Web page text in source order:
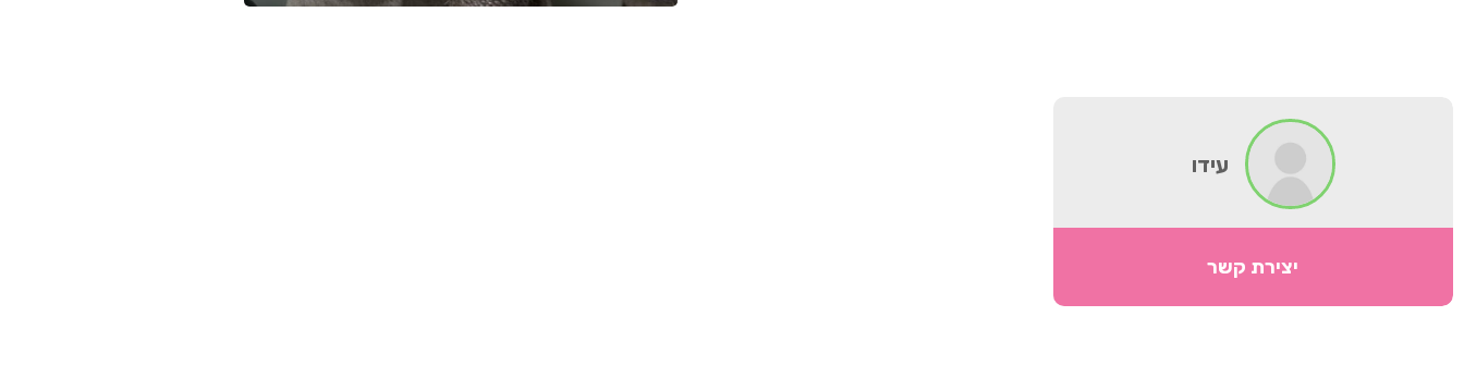
עידו
יצירת קשר